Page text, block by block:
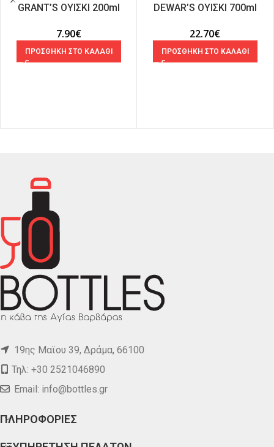
GRANT’S ΟΥΙΣΚΙ 200ml
7.90€
ΠΡΟΣΘΗΚΗ ΣΤΟ ΚΑΛΑΘΙ
DEWAR’S ΟΥΙΣΚΙ 700ml
22.70€
ΠΡΟΣΘΗΚΗ ΣΤΟ ΚΑΛΑΘΙ
19ης Μαϊου 39, Δράμα, 66100
Τηλ: +30 2521046890
Email: info@bottles.gr
ΠΛΗΡΟΦΟΡΙΕΣ